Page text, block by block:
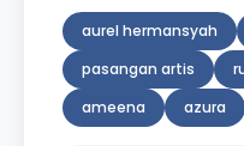
aurel hermansyah
pasangan artis
ameena
azura